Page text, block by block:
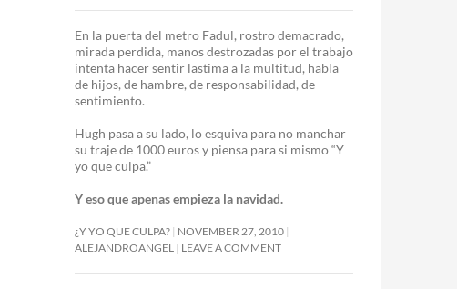
En la puerta del metro Fadul, rostro demacrado,
mirada perdida, manos destrozadas por el trabajo
intenta hacer sentir lastima a la multitud, habla
de hijos, de hambre, de responsabilidad, de
sentimiento.
Hugh pasa a su lado, lo esquiva para no manchar
su traje de 1000 euros y piensa para si mismo “Y
yo que culpa.”
Y eso que apenas empieza la navidad.
¿Y YO QUE CULPA? NOVEMBER 27, 2010
ALEJANDROANGEL LEAVE A COMMENT